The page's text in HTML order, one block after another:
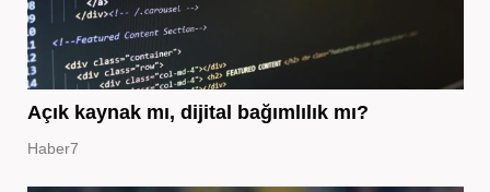
Açık kaynak mı, dijital bağımlılık mı?
Haber7